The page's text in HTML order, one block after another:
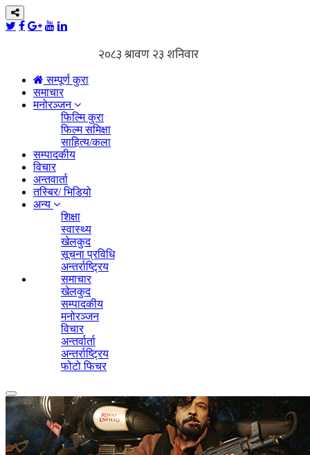
सम्पूर्ण कुरा
समाचार
मनोरञ्जन
फिल्मि कुरा
फिल्म समिक्षा
साहित्य/कला
सम्पादकीय
विचार
अन्तवार्ता
तस्बिर/ भिडियो
अन्य
शिक्षा
स्वास्थ्य
खेलकुद
सूचना प्रविधि
अन्तर्राष्ट्रिय
समाचार
खेलकुद
सम्पादकीय
मनोरञ्जन
विचार
अन्तर्वार्ता
अन्तर्राष्ट्रिय
फोटो फिचर
Toggle
navigation